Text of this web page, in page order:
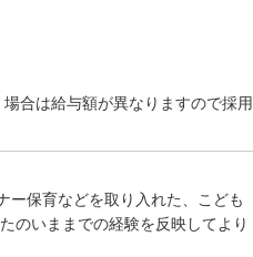
合は給与額が異なりますので採用
ー保育などを取り入れた、こども
のいままでの経験を反映してより